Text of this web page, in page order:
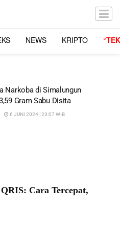
NEWS KRIPTO
Narkoba di Simalungun
Gram Sabu Disita
6 JUNI 2024 | 23:07 WIB
Cara Tercepat,